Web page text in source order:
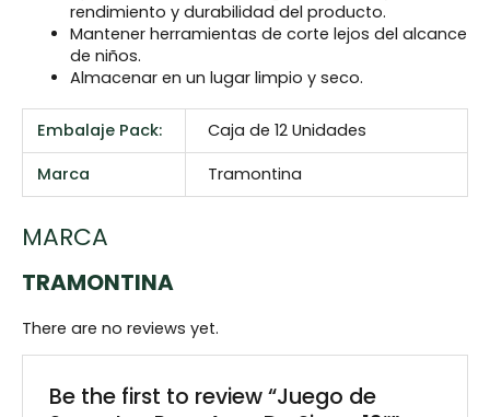
rendimiento y durabilidad del producto.
Mantener herramientas de corte lejos del alcance
de niños.
Almacenar en un lugar limpio y seco.
Embalaje Pack:
Caja de 12 Unidades
Marca
Tramontina
MARCA
TRAMONTINA
There are no reviews yet.
Be the first to review “Juego de